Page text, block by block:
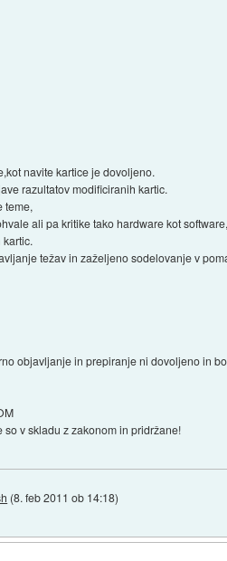
navite kartice je dovoljeno.
razultatov modificiranih kartic.
teme,
ali pa kritike tako hardware kot software,
težav in zaželjeno sodelovanje v
objavljanje in prepiranje ni dovoljeno in
so v skladu z zakonom in pridržane!
(8. feb 2011 ob 14:18)